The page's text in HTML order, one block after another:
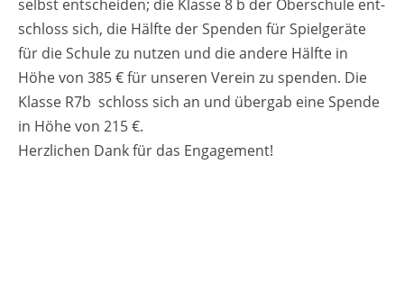
selbst ent­schei­den; die Klas­se 8 b der Ober­schu­le ent­
schloss sich, die Hälf­te der Spen­den für Spiel­ge­rä­te
für die Schu­le zu nut­zen und die an­de­re Hälf­te in
Höhe von 385 € für un­se­ren Ver­ein zu spen­den. Die
Klas­se R7b schloss sich an und über­gab eine Spen­de
in Höhe von 215 €.
Herz­li­chen Dank für das En­ga­ge­ment!